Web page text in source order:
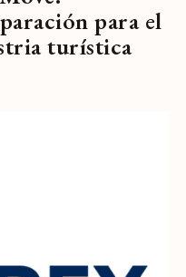
para el
turística